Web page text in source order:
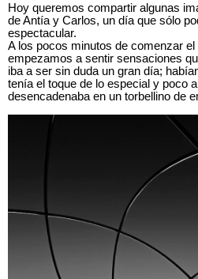
Hoy queremos compartir algunas
de Antía y Carlos, un día que sólo
espectacular.
A los pocos minutos de comenzar
empezamos a sentir sensaciones
iba a ser sin duda un gran día;
tenía el toque de lo especial y poco
desencadenaba en un torbellino de